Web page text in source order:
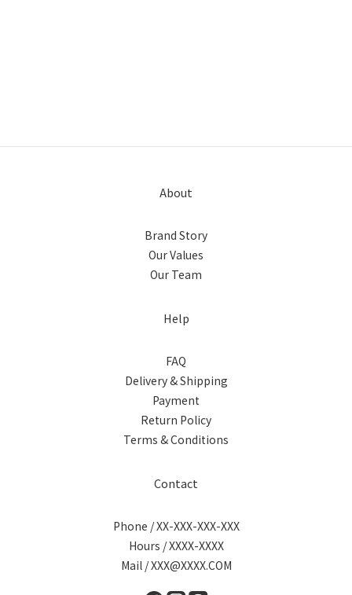
About
Brand Story
Our Values
Our Team
Help
FAQ
Delivery & Shipping
Payment
Return Policy
Terms & Conditions
Contact
Phone / XX-XXX-XXX-XXX
Hours / XXXX-XXXX
Mail / XXX@XXXX.COM